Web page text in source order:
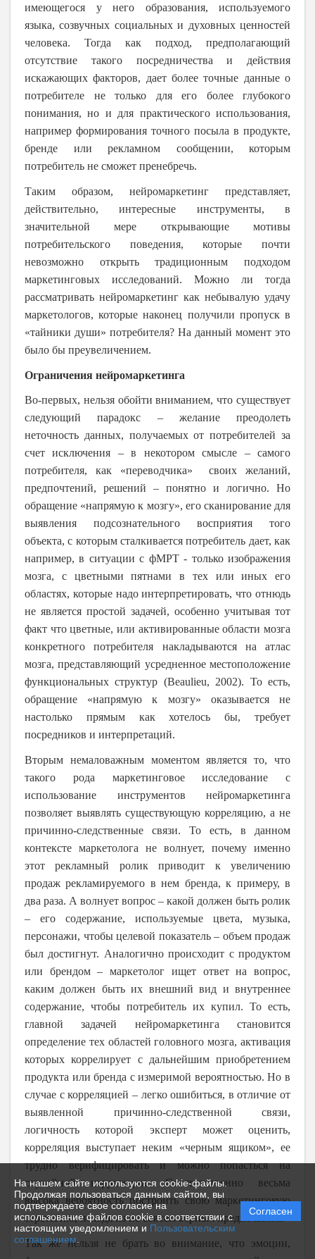
На нашем сайте используются cookie-файлы.
Продолжая пользоваться данным сайтом, вы
подтверждаете свое согласие на
использование файлов cookie в соответствии с
настоящим уведомлением и Пользовательским
соглашением.
Согласен
имеющегося у него образования, используемого
языка, созвучных социальных и духовных ценностей
человека. Тогда как подход, предполагающий
отсутствие такого посредничества и действия
искажающих факторов, дает более точные данные о
потребителе не только для его более глубокого
понимания, но и для практического использования,
например формирования точного посыла в продукте,
бренде или рекламном сообщении, которым
потребитель не сможет пренебречь.
Таким образом, нейромаркетинг представляет,
действительно, интересные инструменты, в
значительной мере открывающие мотивы
потребительского поведения, которые почти
невозможно открыть традиционным подходом
маркетинговых исследований. Можно ли тогда
рассматривать нейромаркетинг как небывалую удачу
маркетологов, которые наконец получили пропуск в
«тайники души» потребителя? На данный момент это
было бы преувеличением.
Ограничения нейромаркетинга
Во-первых, нельзя обойти вниманием, что существует
следующий парадокс – желание преодолеть
неточность данных, получаемых от потребителей за
счет исключения – в некотором смысле – самого
потребителя, как «переводчика» своих желаний,
предпочтений, решений – понятно и логично. Но
обращение «напрямую к мозгу», его сканирование для
выявления подсознательного восприятия того
объекта, с которым сталкивается потребитель дает, как
например, в ситуации с фМРТ - только изображения
мозга, с цветными пятнами в тех или иных его
областях, которые надо интерпретировать, что отнюдь
не является простой задачей, особенно учитывая тот
факт что цветные, или активированные области мозга
конкретного потребителя накладываются на атлас
мозга, представляющий усредненное местоположение
функциональных структур (Beaulieu, 2002). То есть,
обращение «напрямую к мозгу» оказывается не
настолько прямым как хотелось бы, требует
посредников и интерпретаций.
Вторым немаловажным моментом является то, что
такого рода маркетинговое исследование с
использование инструментов нейромаркетинга
позволяет выявлять существующую корреляцию, а не
причинно-следственные связи. То есть, в данном
контексте маркетолога не волнует, почему именно
этот рекламный ролик приводит к увеличению
продаж рекламируемого в нем бренда, к примеру, в
два раза. А волнует вопрос – какой должен быть ролик
– его содержание, используемые цвета, музыка,
персонажи, чтобы целевой показатель – объем продаж
был достигнут. Аналогично происходит с продуктом
или брендом – маркетолог ищет ответ на вопрос,
каким должен быть их внешний вид и внутреннее
содержание, чтобы потребитель их купил. То есть,
главной задачей нейромаркетинга становится
определение тех областей головного мозга, активация
которых коррелирует с дальнейшим приобретением
продукта или бренда с измеримой вероятностью. Но в
случае с корреляцией – легко ошибиться, в отличие от
выявленной причинно-следственной связи,
логичность которой эксперт может оценить,
корреляция выступает неким «черным ящиком», ее
трудно верифицировать и можно попасться на
случайной корреляции. Соответственно весьма
высока вероятность построить свою маркетинговую
стратегию, исходя из не совсем верных предпосылок.
Так же нельзя не брать во внимание, что эмоции,